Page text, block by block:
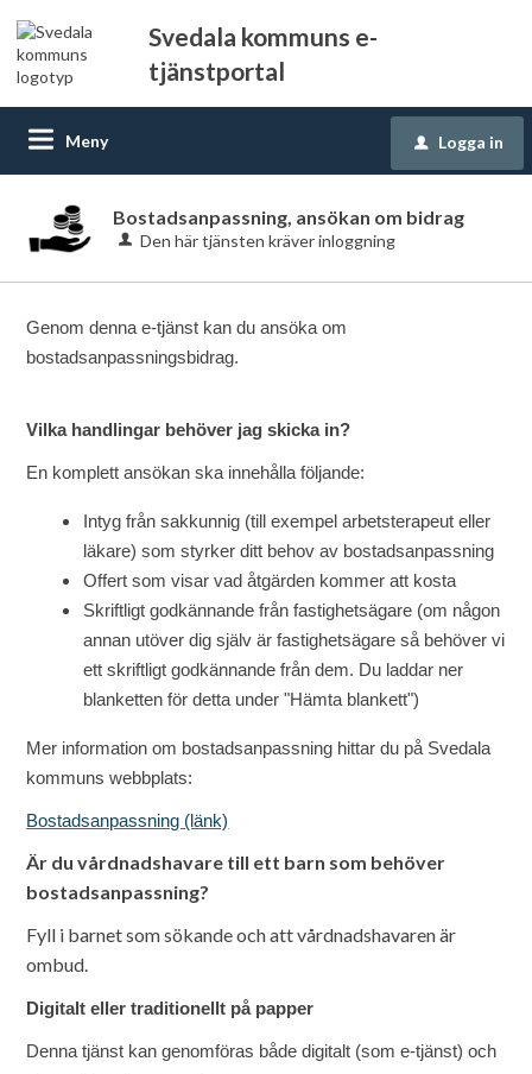
Svedala kommuns e-
tjänstportal
Meny u Logga in
Bostadsanpassning, ansökan om bidrag
Den här tjänsten kräver inloggning
Genom denna e-tjänst kan du ansöka om
bostadsanpassningsbidrag.
Vilka handlingar behöver jag skicka in?
En komplett ansökan ska innehålla följande:
Intyg från sakkunnig (till exempel arbetsterapeut eller
läkare) som styrker ditt behov av bostadsanpassning
Offert som visar vad åtgärden kommer att kosta
Skriftligt godkännande från fastighetsägare (om någon
annan utöver dig själv är fastighetsägare så behöver vi
ett skriftligt godkännande från dem. Du laddar ner
blanketten för detta under "Hämta blankett")
Mer information om bostadsanpassning hittar du på Svedala
kommuns webbplats:
Bostadsanpassning (länk)
Är du vårdnadshavare till ett barn som behöver
bostadsanpassning?
Fyll i barnet som sökande och att vårdnadshavaren är
ombud.
Digitalt eller traditionellt på papper
Denna tjänst kan genomföras både digitalt (som e-tjänst) och